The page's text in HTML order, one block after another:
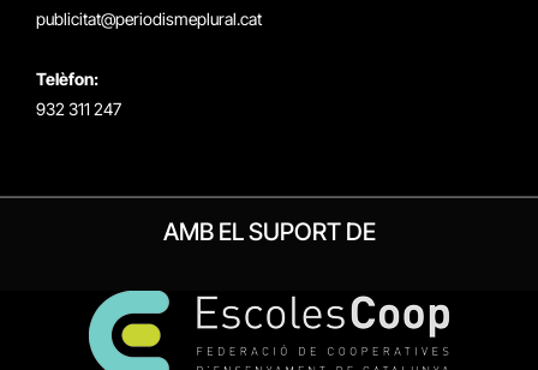
publicitat@periodismeplural.cat
Telèfon:
932 311 247
AMB EL SUPORT DE